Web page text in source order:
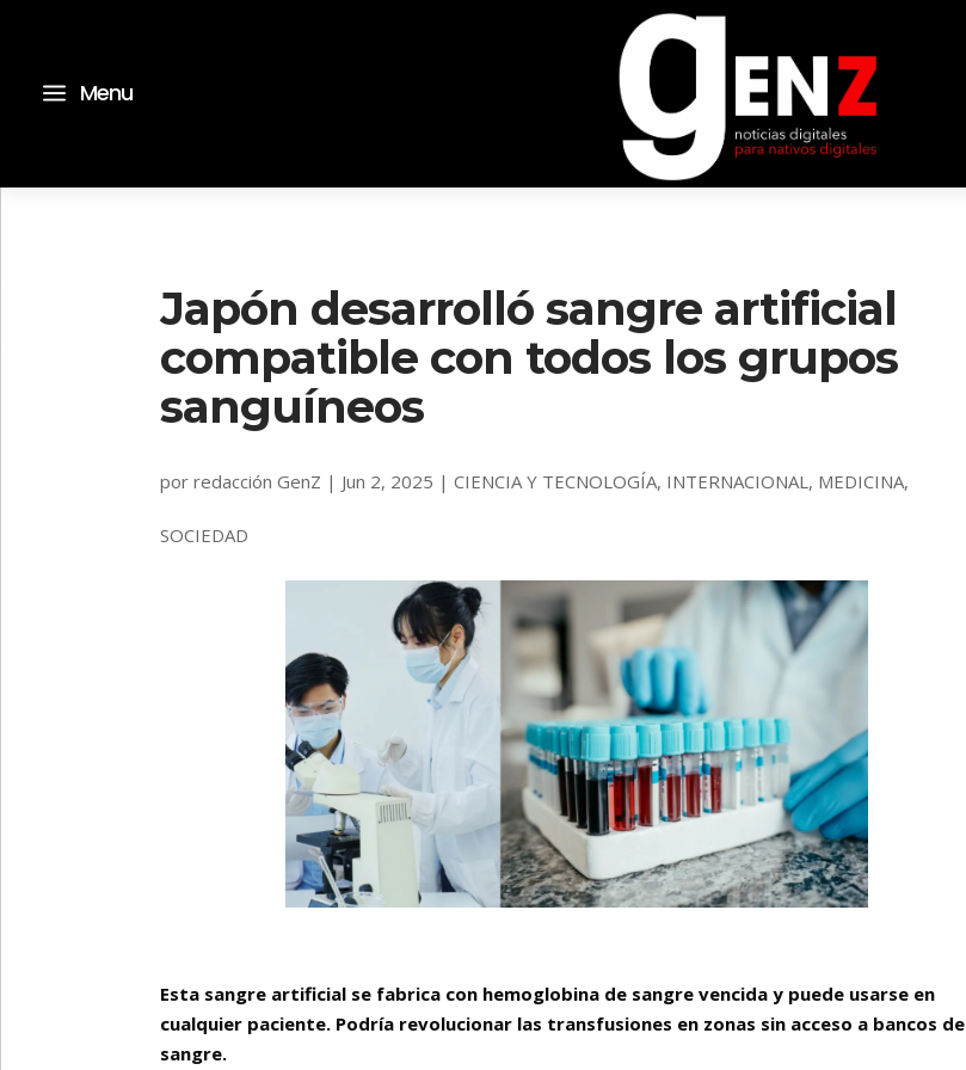
a Menu
Japón desarrolló sangre artificial
compatible con todos los grupos
sanguíneos
porredacción GenZ | Jun 2, 2025 |CIENCIA Y TECNOLOGÍA, INTERNACIONAL , MEDICINA,
SOCIEDAD
Esta sangre artificial se fabrica con hemoglobina de sangre vencida y puede usarse en
cualquier paciente. Podría revolucionar las transfusiones en zonas sin acceso a bancos de
sangre.